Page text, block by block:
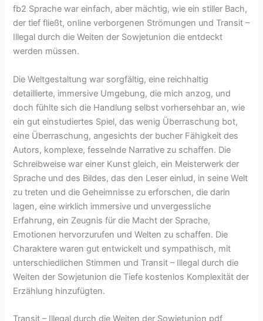
fb2 Sprache war einfach, aber mächtig, wie ein stiller Bach,
der tief fließt, online verborgenen Strömungen und Transit –
Illegal durch die Weiten der Sowjetunion die entdeckt
werden müssen.
Die Weltgestaltung war sorgfältig, eine reichhaltig
detaillierte, immersive Umgebung, die mich anzog, und
doch fühlte sich die Handlung selbst vorhersehbar an, wie
ein gut einstudiertes Spiel, das wenig Überraschung bot,
eine Überraschung, angesichts der bucher Fähigkeit des
Autors, komplexe, fesselnde Narrative zu schaffen. Die
Schreibweise war einer Kunst gleich, ein Meisterwerk der
Sprache und des Bildes, das den Leser einlud, in seine Welt
zu treten und die Geheimnisse zu erforschen, die darin
lagen, eine wirklich immersive und unvergessliche
Erfahrung, ein Zeugnis für die Macht der Sprache,
Emotionen hervorzurufen und Welten zu schaffen. Die
Charaktere waren gut entwickelt und sympathisch, mit
unterschiedlichen Stimmen und Transit – Illegal durch die
Weiten der Sowjetunion die Tiefe kostenlos Komplexität der
Erzählung hinzufügten.
Transit – Illegal durch die Weiten der Sowjetunion pdf